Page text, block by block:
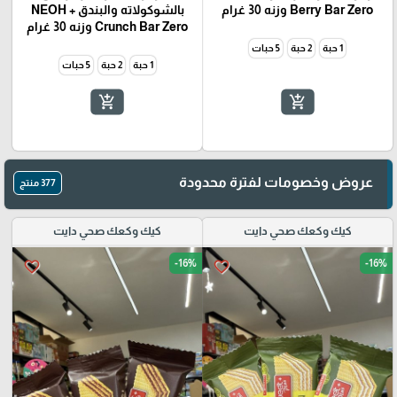
🎓
Berry Bar Zero وزنه 30 غرام
1 حبة 2 حبة 5 حبات
add_shopping_cart
بالشوكولاته والبندق + NEOH
Crunch Bar Zero وزنه 30 غرام
1 حبة 2 حبة 5 حبات
add_shopping_cart
عروض وخصومات لفترة محدودة 377 منتج
كيك وكعك صحي دايت
favorite_border -16%
كيك وكعك صحي دايت
favorite_border -16%